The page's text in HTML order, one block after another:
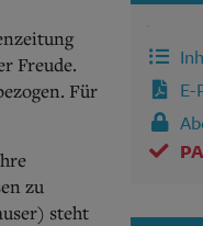
Freude.
Für
zu
steht
E-